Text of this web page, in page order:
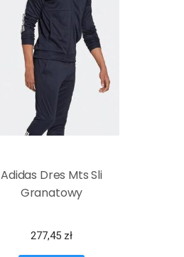
Adidas Dres Mts Sli
Granatowy
277,45 zł